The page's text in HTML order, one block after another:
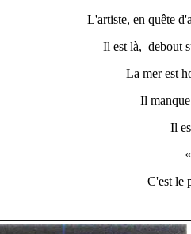
L'artiste, en quête
Il est là, debout
La mer est
Il
Il
C'est le